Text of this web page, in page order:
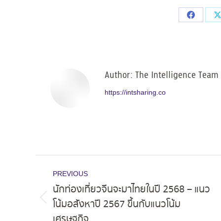
Share
Author: The Intelligence Team
https://intsharing.co
navigation
PREVIOUS
Previous
post:
นักท่องเที่ยวจีนจะมาไทยในปี 2568 – แนว
โน้มอสังหาปี 2567 ขึ้นกับแนวโน้ม